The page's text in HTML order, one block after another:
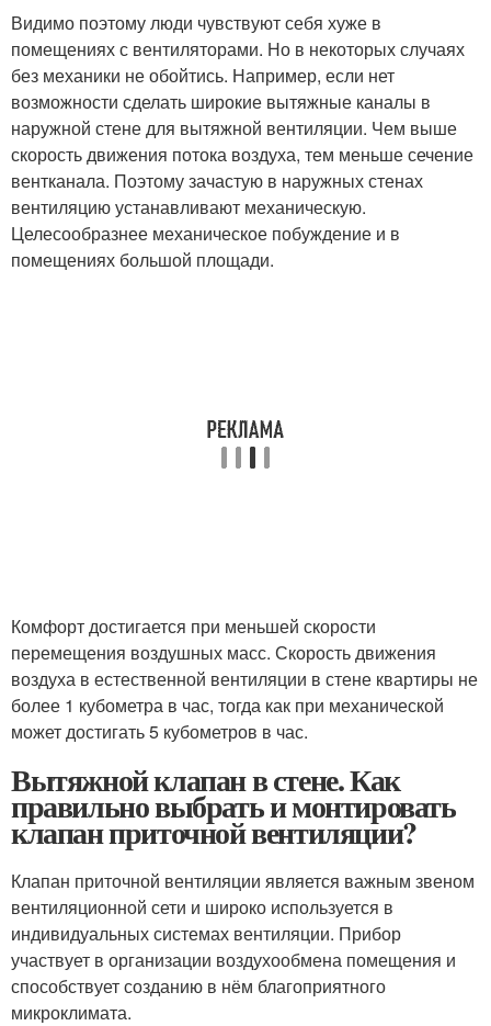
Видимо поэтому люди чувствуют себя хуже в
помещениях с вентиляторами. Но в некоторых случаях
без механики не обойтись. Например, если нет
возможности сделать широкие вытяжные каналы в
наружной стене для вытяжной вентиляции. Чем выше
скорость движения потока воздуха, тем меньше сечение
вентканала. Поэтому зачастую в наружных стенах
вентиляцию устанавливают механическую.
Целесообразнее механическое побуждение и в
помещениях большой площади.
Комфорт достигается при меньшей скорости
перемещения воздушных масс. Скорость движения
воздуха в естественной вентиляции в стене квартиры не
более 1 кубометра в час, тогда как при механической
может достигать 5 кубометров в час.
Вытяжной клапан в стене. Как
правильно выбрать и монтировать
клапан приточной вентиляции?
Клапан приточной вентиляции является важным звеном
вентиляционной сети и широко используется в
индивидуальных системах вентиляции. Прибор
участвует в организации воздухообмена помещения и
способствует созданию в нём благоприятного
микроклимата.